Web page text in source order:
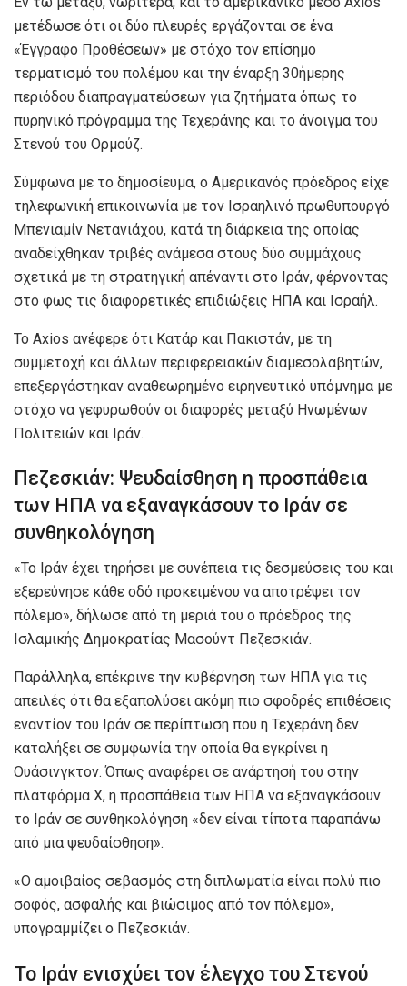
μετέδωσε ότι οι δύο πλευρές εργάζονται σε ένα
«Έγγραφο Προθέσεων» με στόχο τον επίσημο
τερματισμό του πολέμου και την έναρξη 30ήμερης
περιόδου διαπραγματεύσεων για ζητήματα όπως το
πυρηνικό πρόγραμμα της Τεχεράνης και το άνοιγμα του
Στενού του Ορμούζ.
Σύμφωνα με το δημοσίευμα, ο Αμερικανός πρόεδρος είχε
τηλεφωνική επικοινωνία με τον Ισραηλινό πρωθυπουργό
Μπενιαμίν Νετανιάχου, κατά τη διάρκεια της οποίας
αναδείχθηκαν τριβές ανάμεσα στους δύο συμμάχους
σχετικά με τη στρατηγική απέναντι στο Ιράν, φέρνοντας
στο φως τις διαφορετικές επιδιώξεις ΗΠΑ και Ισραήλ.
Το Axios ανέφερε ότι Κατάρ και Πακιστάν, με τη
συμμετοχή και άλλων περιφερειακών διαμεσολαβητών,
επεξεργάστηκαν αναθεωρημένο ειρηνευτικό υπόμνημα με
στόχο να γεφυρωθούν οι διαφορές μεταξύ Ηνωμένων
Πολιτειών και Ιράν.
Πεζεσκιάν: Ψευδαίσθηση η προσπάθεια
των ΗΠΑ να εξαναγκάσουν το Ιράν σε
συνθηκολόγηση
«Το Ιράν έχει τηρήσει με συνέπεια τις δεσμεύσεις του και
εξερεύνησε κάθε οδό προκειμένου να αποτρέψει τον
πόλεμο», δήλωσε από τη μεριά του ο πρόεδρος της
Ισλαμικής Δημοκρατίας Μασούντ Πεζεσκιάν.
Παράλληλα, επέκρινε την κυβέρνηση των ΗΠΑ για τις
απειλές ότι θα εξαπολύσει ακόμη πιο σφοδρές επιθέσεις
εναντίον του Ιράν σε περίπτωση που η Τεχεράνη δεν
καταλήξει σε συμφωνία την οποία θα εγκρίνει η
Ουάσινγκτον. Όπως αναφέρει σε ανάρτησή του στην
πλατφόρμα Χ, η προσπάθεια των ΗΠΑ να εξαναγκάσουν
το Ιράν σε συνθηκολόγηση «δεν είναι τίποτα παραπάνω
από μια ψευδαίσθηση».
«Ο αμοιβαίος σεβασμός στη διπλωματία είναι πολύ πιο
σοφός, ασφαλής και βιώσιμος από τον πόλεμο»,
υπογραμμίζει ο Πεζεσκιάν.
Το Ιράν ενισχύει τον έλεγχο του Στενού